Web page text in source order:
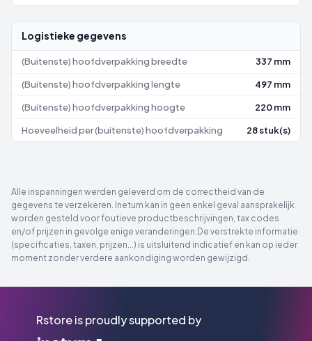
Logistieke gegevens
(Buitenste) hoofdverpakking breedte 337 mm
(Buitenste) hoofdverpakking lengte 497 mm
(Buitenste) hoofdverpakking hoogte 220 mm
Hoeveelheid per (buitenste) hoofdverpakking 28 stuk(s)
Alle inspanningen werden geleverd om de correctheid van de
gegevens te verzekeren. Inetum kan in geen enkel geval aansprakelijk
worden gesteld voor foutieve productbeschrijvingen, tax codes
en/of prijzen in gevolge enige veranderingen.De verstrekte informatie
(specificaties, taxen, prijzen...) is uitsluitend indicatief en kan op ieder
moment zonder verdere aankondiging worden gewijzigd.
Rstore is proudly supported by